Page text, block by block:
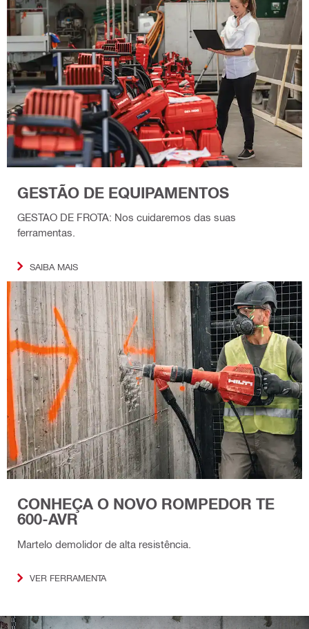
GESTÃO DE EQUIPAMENTOS
GESTAO DE FROTA: Nos cuidaremos das suas
ferramentas.
SAIBA MAIS
CONHEÇA O NOVO ROMPEDOR TE
600-AVR
Martelo demolidor de alta resistência.
VER FERRAMENTA